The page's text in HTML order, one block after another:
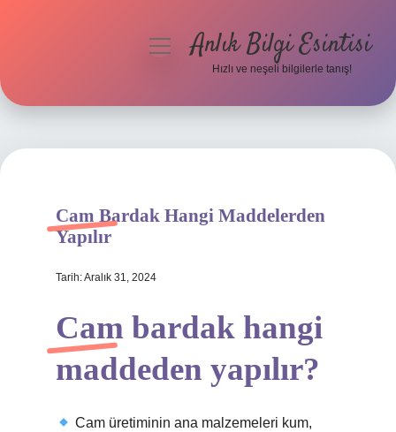
Hakkımızda
menüyüAnlık Bilgi Esintisi
Hızlı ve neşeli bilgilerle tanış!
Cam Bardak Hangi Maddelerden
Yapılır
Tarih: Aralık 31, 2024
Cam bardak hangi
maddeden yapılır?
Cam üretiminin ana malzemeleri kum,